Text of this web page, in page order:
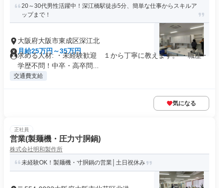
20～30代男性活躍中！深江橋駅徒歩5分、簡単な仕事からスキルア
ップまで！
大阪府大阪市東成区深江北
月給25万円～35万円
求める人材: ・未経験歓迎 １から丁寧に教えます。 ・職歴・
学歴不問！中卒・高卒問...
交通費支給
気になる
正社員
営業(製麺機・圧力寸胴鍋)
株式会社明和製作所
未経験OK！製麺機・寸胴鍋の営業│土日祝休み